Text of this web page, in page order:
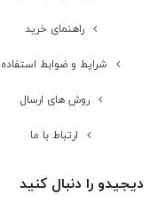
راهنمای خرید
شرایط و ضوابط استفاده
روش های ارسال
ارتباط با ما
دیجیدو را دنبال کنید